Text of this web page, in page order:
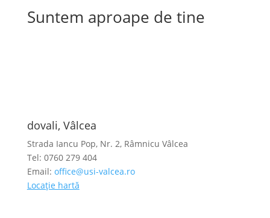
Suntem aproape de tine
dovali, Vâlcea
Strada Iancu Pop, Nr. 2, Râmnicu Vâlcea
Tel: 0760 279 404
Email: office@usi-valcea.ro
Locație hartă